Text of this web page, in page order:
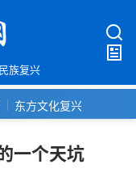
民族复兴
东方文化复兴
一个天坑